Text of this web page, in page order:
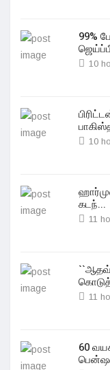
99%
10
10
கடந்...
11
``ஆதவ்
11
60